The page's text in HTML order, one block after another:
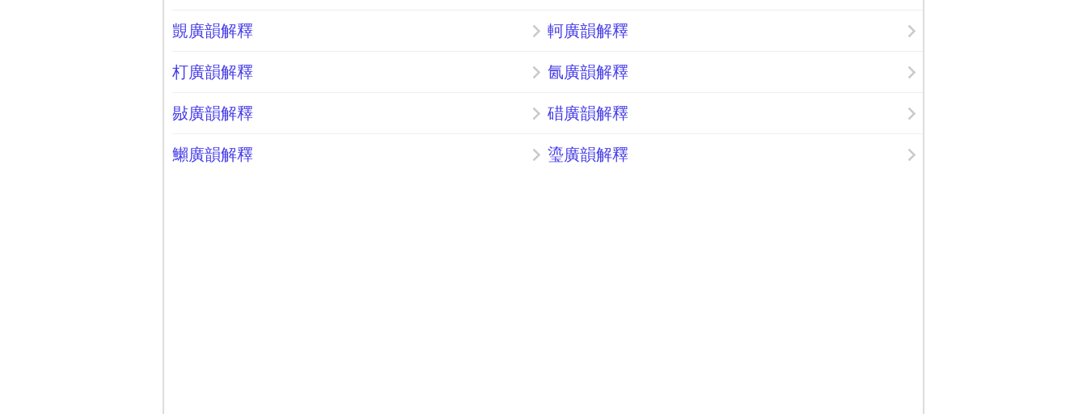
覬廣韻解釋 軻廣韻解釋
朾廣韻解釋 氤廣韻解釋
敡廣韻解釋 碏廣韻解釋
䲚廣韻解釋 瑬廣韻解釋